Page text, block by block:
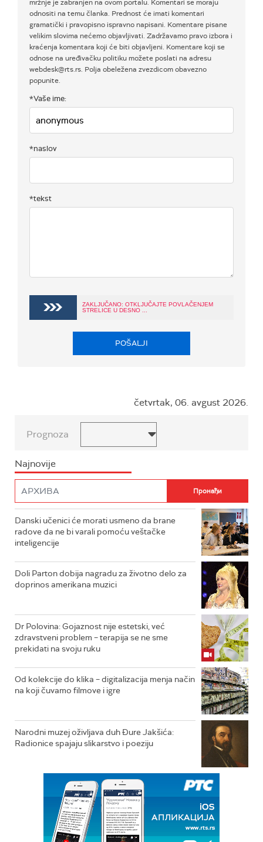
mržnje je zabranjen na ovom portalu. Komentari se moraju
odnositi na temu članka. Prednost će imati komentari
gramatički i pravopisno ispravno napisani. Komentare pisane
velikim slovima nećemo objavljivati. Zadržavamo pravo izbora i
kraćenja komentara koji će biti objavljeni. Komentare koji se
odnose na uređivačku politiku možete poslati na adresu
webdesk@rts.rs. Polja obeležena zvezdicom obavezno
popunite.
*Vaše ime:
*naslov
*tekst
ZAKLJUČANO: OTKLJUČAJTE POVLAČENJEM
STRELICE U DESNO ...
POŠALJI
četvrtak, 06. avgust 2026.
Prognoza
Najnovije
Danski učenici će morati usmeno da brane
radove da ne bi varali pomoću veštačke
inteligencije
Doli Parton dobija nagradu za životno delo za
doprinos amerikana muzici
Dr Polovina: Gojaznost nije estetski, već
zdravstveni problem – terapija se ne sme
prekidati na svoju ruku
Od kolekcije do klika – digitalizacija menja način
na koji čuvamo filmove i igre
Narodni muzej oživljava duh Đure Jakšića:
Radionice spajaju slikarstvo i poeziju